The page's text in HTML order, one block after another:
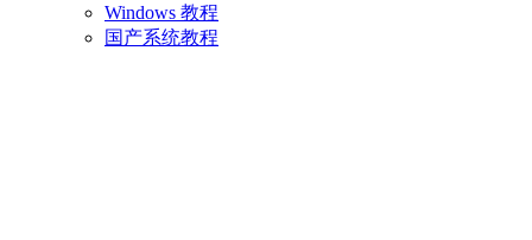
Windows 教程
国产系统教程